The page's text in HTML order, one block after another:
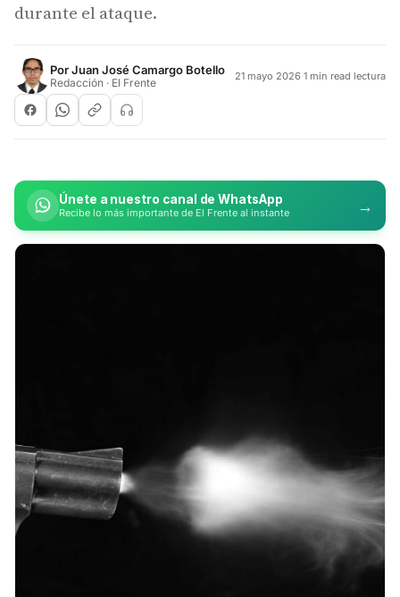
durante el ataque.
PorJuan José Camargo Botello
Redacción · El Frente 21 mayo 2026·1 min read lectura
Únete a nuestro canal de WhatsApp
Recibe lo más importante de El Frente al instante →